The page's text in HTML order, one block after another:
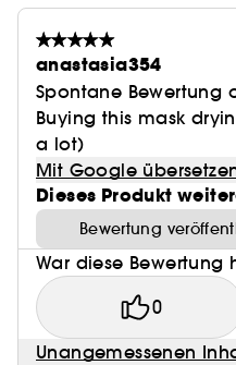
anastasia354
Spontane Bewertung
Buying this mask
a lot)
Mit Google
Dieses Produkt
Bewertung
War diese Bewertung
0
Unangemessenen